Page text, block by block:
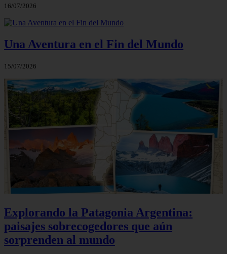
16/07/2026
Una Aventura en el Fin del Mundo
15/07/2026
Explorando la Patagonia Argentina:
paisajes sobrecogedores que aún
sorprenden al mundo